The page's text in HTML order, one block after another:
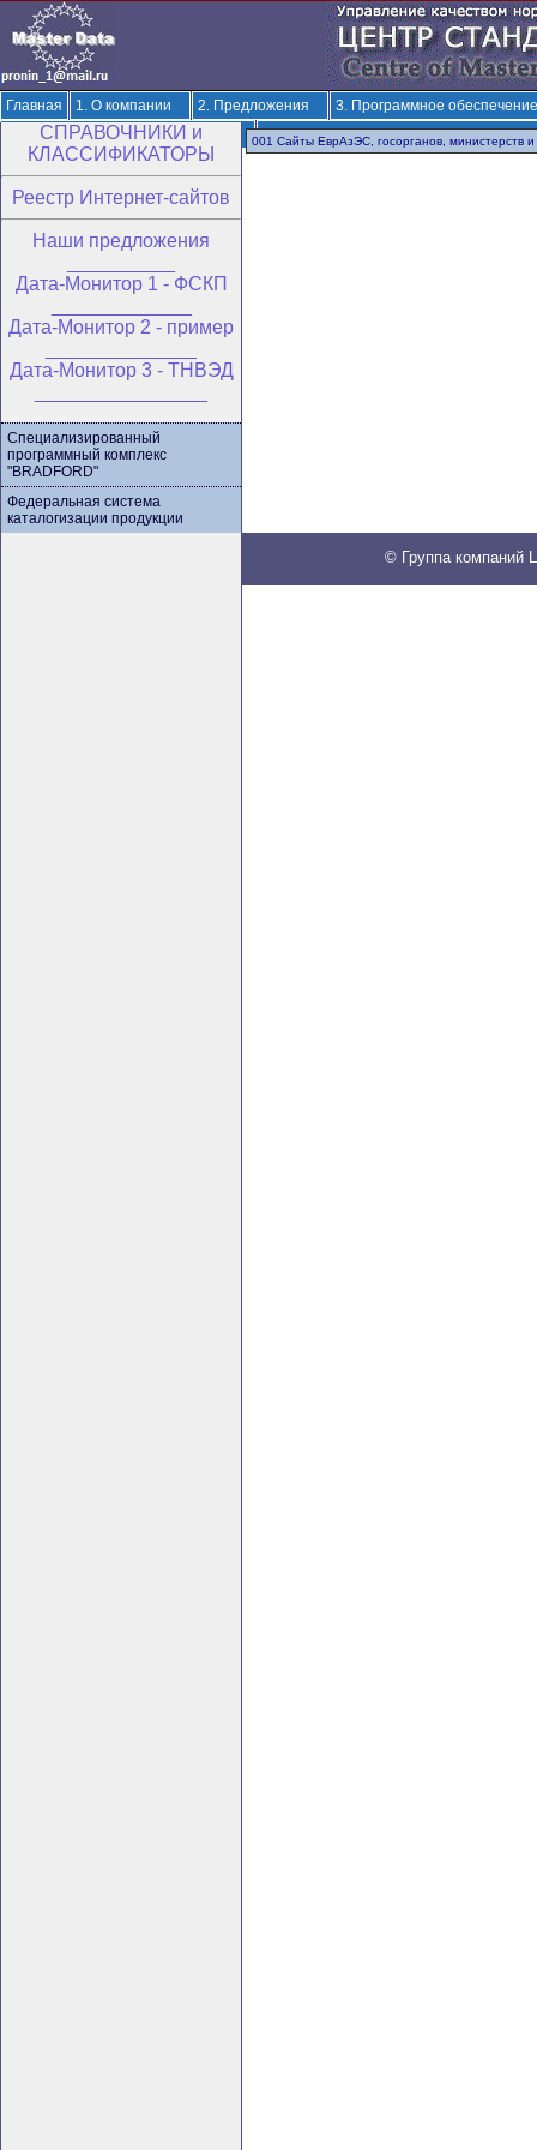
Главная 1. О компании 2. Предложения
3. Программное обеспечение
6. Разработка ОКВЭД-3 и ОКПД-3
7. Решения по терминологии и
CПРАВОЧНИКИ и
КЛАССИФИКАТОРЫ
Реестр Интернет-сайтов
Hаши предложения
Дата-Монитор 1 - ФСКП
Дата-Монитор 2 - пример
Дата-Монитор 3 - ТНВЭД
Специализированный
программный комплекс
"BRADFORD"
Федеральная система
каталогизации продукции
001 Сайты ЕврАзЭС, госорганов, министерств
© Группа компаний